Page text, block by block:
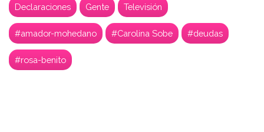
Declaraciones Gente Televisión
#amador-mohedano #Carolina Sobe #deudas
#rosa-benito